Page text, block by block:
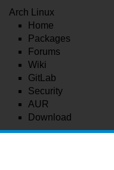
Arch Linux
Home
Packages
Forums
Wiki
GitLab
Security
AUR
Download